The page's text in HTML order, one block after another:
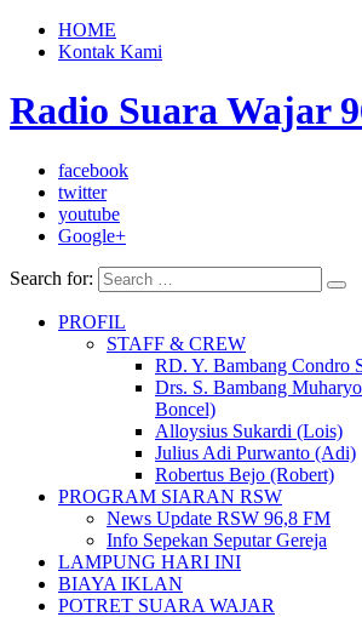
HOME
Kontak Kami
Radio Suara Wajar
facebook
twitter
youtube
Google+
Search for:
PROFIL
STAFF & CREW
RD. Y. Bambang Condro
Drs. S. Bambang
Boncel)
Alloysius Sukardi (Lois)
Julius Adi Purwanto (Adi)
Robertus Bejo (Robert)
PROGRAM SIARAN RSW
News Update RSW 96,8 FM
Info Sepekan Seputar Gereja
LAMPUNG HARI INI
BIAYA IKLAN
POTRET SUARA WAJAR